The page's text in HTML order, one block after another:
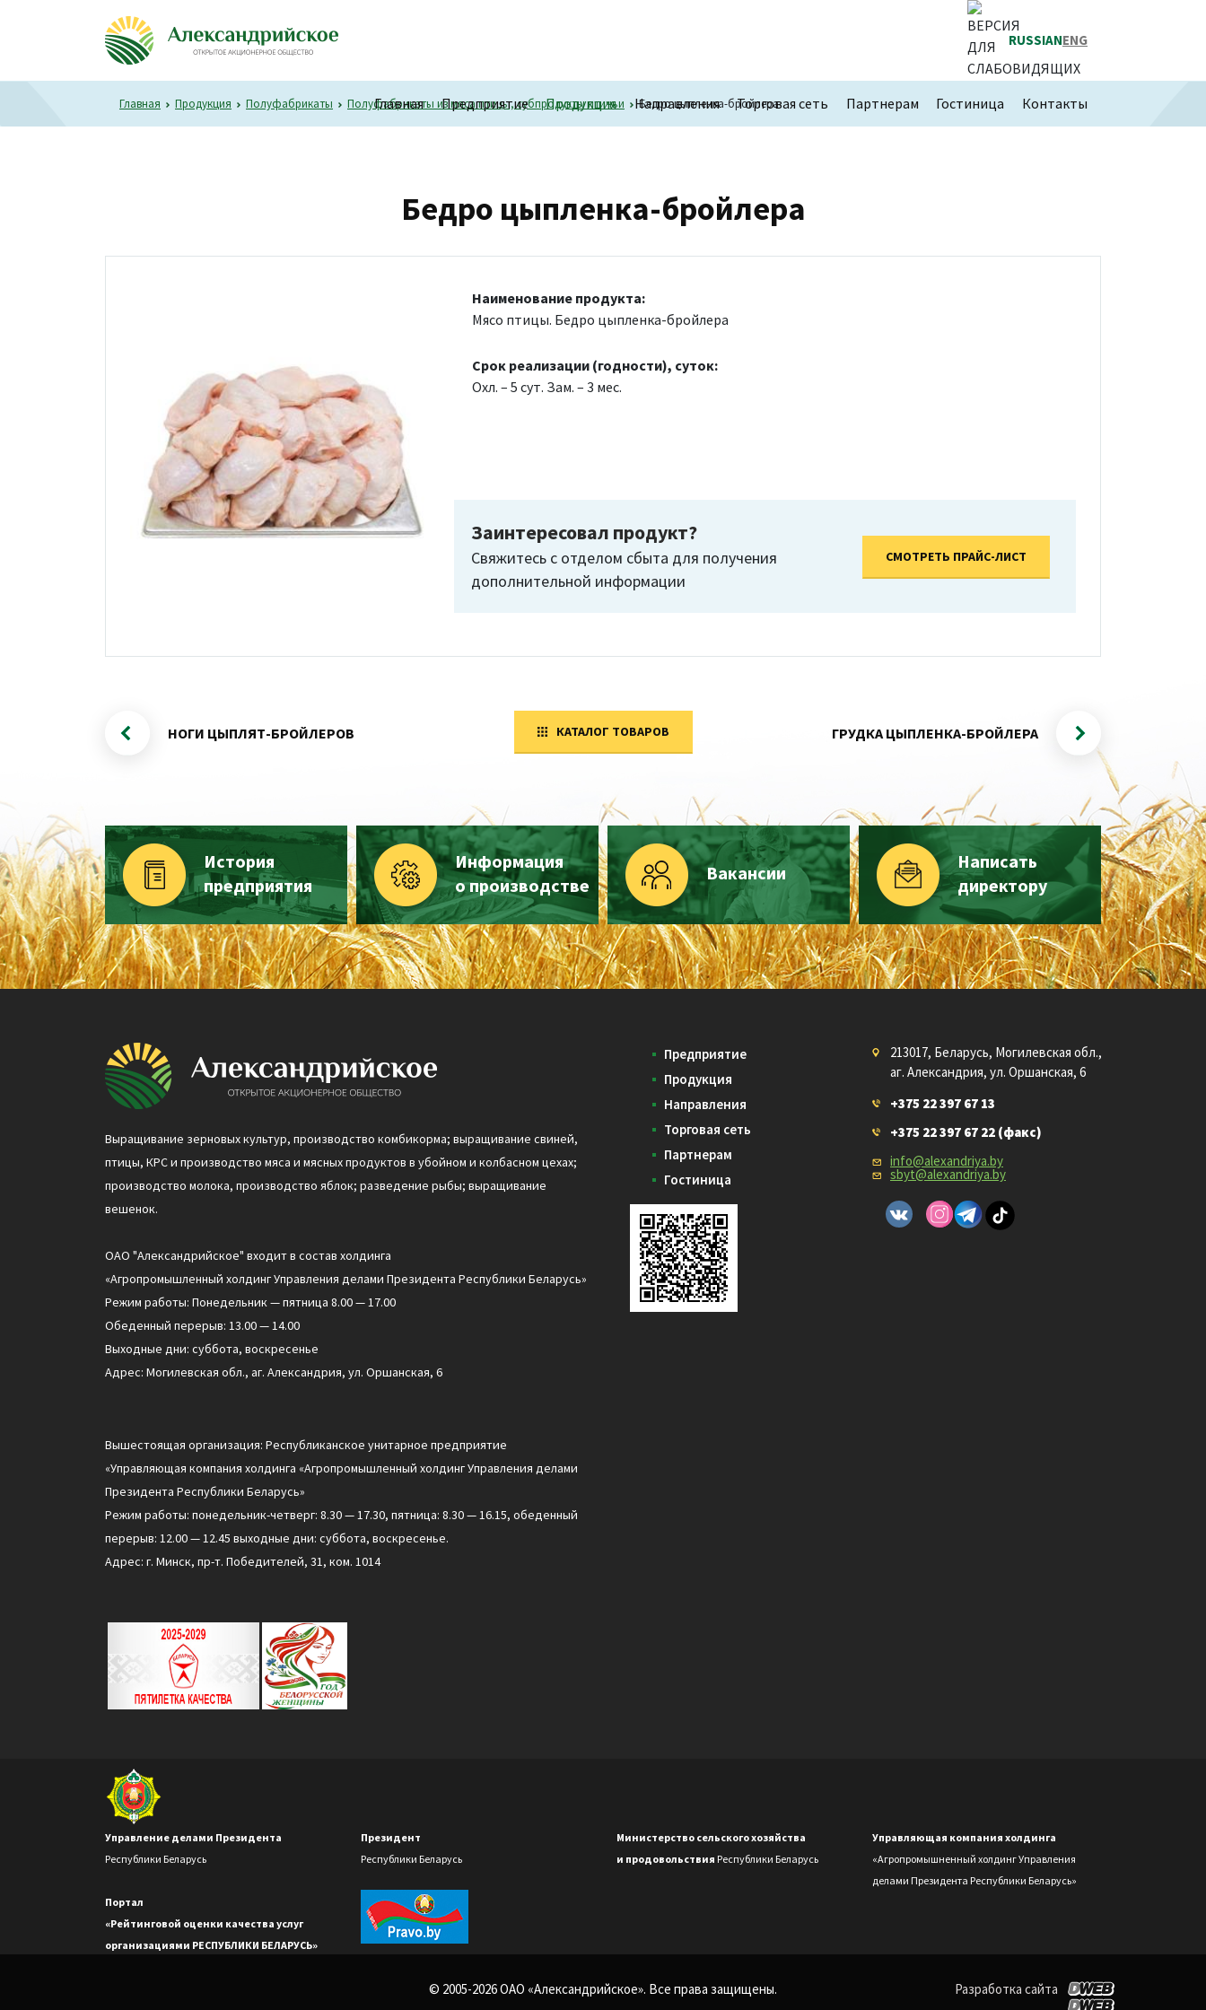
RUSSIANENG
Главная Предприятие Продукция Направления Торговая сеть Партнерам Гостиница Контакты
Главная Продукция Полуфабрикаты Полуфабрикаты из мяса птицы, субпродукты птичьи Бедро цыпленка-бройлера
Бедро цыпленка-бройлера
Наименование продукта:
Мясо птицы. Бедро цыпленка-бройлера
Срок реализации (годности), суток:
Охл. – 5 сут. Зам. – 3 мес.
Заинтересовал продукт?
Свяжитесь с отделом сбыта для получения
дополнительной информации
СМОТРЕТЬ ПРАЙС-ЛИСТ
НОГИ ЦЫПЛЯТ-БРОЙЛЕРОВ ГРУДКА ЦЫПЛЕНКА-БРОЙЛЕРА
КАТАЛОГ ТОВАРОВ
История
предприятия
Информация
о производстве
Вакансии
Написать
директору
Выращивание зерновых культур, производство комбикорма; выращивание свиней,
птицы, КРС и производство мяса и мясных продуктов в убойном и колбасном цехах;
производство молока, производство яблок; разведение рыбы; выращивание
вешенок.
ОАО "Александрийское" входит в состав холдинга
«Агропромышленный холдинг Управления делами Президента Республики Беларусь»
Режим работы: Понедельник — пятница 8.00 — 17.00
Обеденный перерыв: 13.00 — 14.00
Выходные дни: суббота, воскресенье
Адрес: Могилевская обл., аг. Александрия, ул. Оршанская, 6
Вышестоящая организация: Республиканское унитарное предприятие
«Управляющая компания холдинга «Агропромышленный холдинг Управления делами
Президента Республики Беларусь»
Режим работы: понедельник-четверг: 8.30 — 17.30, пятница: 8.30 — 16.15, обеденный
перерыв: 12.00 — 12.45 выходные дни: суббота, воскресенье.
Адрес: г. Минск, пр-т. Победителей, 31, ком. 1014
Предприятие
Продукция
Направления
Торговая сеть
Партнерам
Гостиница
213017, Беларусь, Могилевская обл.,
аг. Александрия, ул. Оршанская, 6
+375 22 397 67 13
+375 22 397 67 22 (факс)
info@alexandriya.by
sbyt@alexandriya.by
Управление делами Президента
Республики Беларусь
Президент
Республики Беларусь
Министерство сельского хозяйства
и продовольствия Республики Беларусь
Управляющая компания холдинга
«Агропромышненный холдинг Управления
делами Президента Республики Беларусь»
Портал
«Рейтинговой оценки качества услуг
организациями РЕСПУБЛИКИ БЕЛАРУСЬ»
© 2005-2026 ОАО «Александрийское». Все права защищены. Разработка сайта